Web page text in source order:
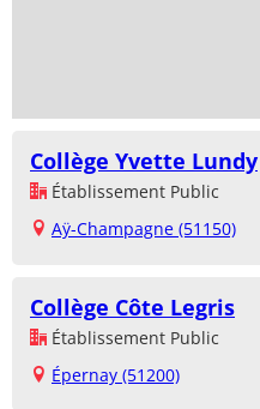
Collège Yvette Lundy
Établissement Public
Aÿ-Champagne (51150)
Collège Côte Legris
Établissement Public
Épernay (51200)